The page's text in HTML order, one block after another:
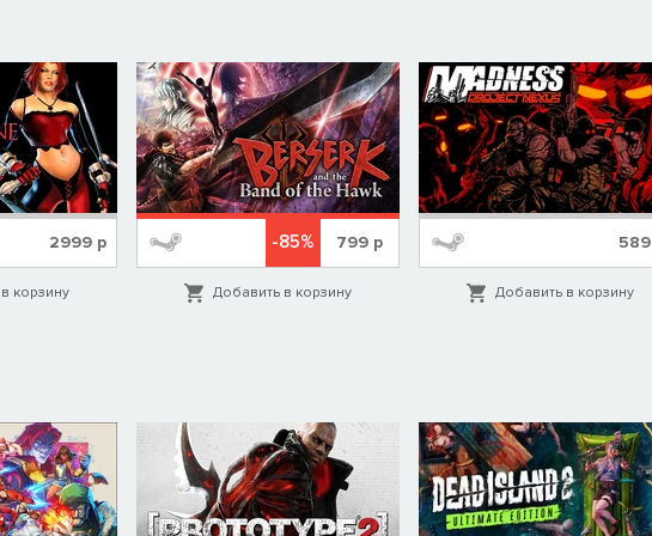
боевым арсеналом. Благодаря множеству гибких настроек
жанра и поможет новичкам насладиться захватывающим
2999р
корзину
-85% 799 р
Добавить в корзину
589
Добавить в корзину